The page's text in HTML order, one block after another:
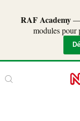
RAF Academy—
modules pour